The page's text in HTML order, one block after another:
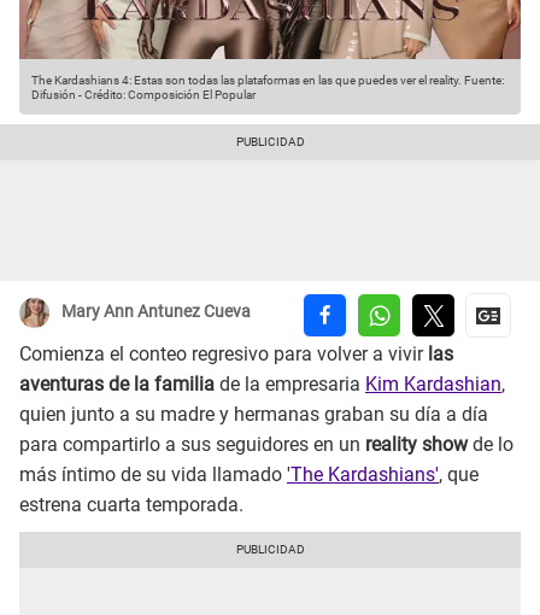
The Kardashians 4: Estas son todas las plataformas en las que puedes ver el reality. Fuente:
Difusión -Crédito: Composición El Popular
Mary Ann Antunez Cueva
Comienza el conteo regresivo para volver a vivir las
aventuras de la familia de la empresaria Kim Kardashian,
quien junto a su madre y hermanas graban su día a día
para compartirlo a sus seguidores en un reality showde lo
más íntimo de su vida llamado 'The Kardashians', que
estrena cuarta temporada.